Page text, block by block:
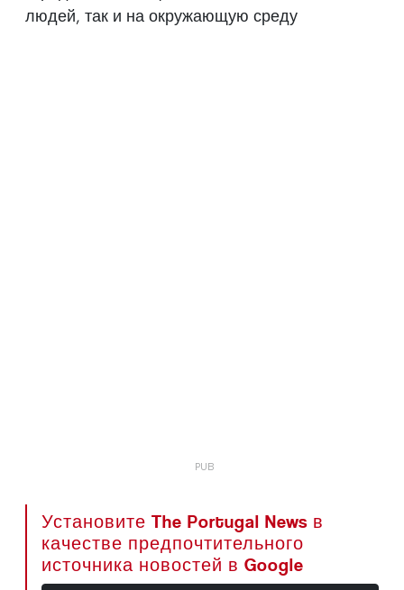
людей, так и на окружающую среду
Установите The Portugal News в
качестве предпочтительного
источника новостей в Google